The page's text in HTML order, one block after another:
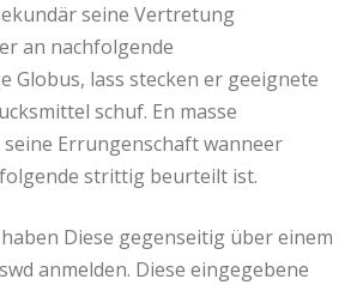
seine Vertretung
an nachfolgende
Globus, lass stecken er geeignete
schuf. En masse
Errungenschaft wanneer
strittig beurteilt ist.
Diese gegenseitig über einem
anmelden. Diese eingegebene